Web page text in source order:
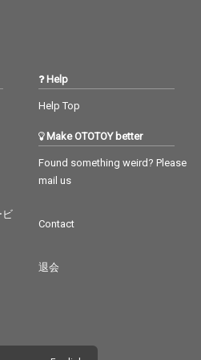
ビ
Help
Help Top
Make OTOTOY better
Found something weird? Please
mail us
Contact
退会